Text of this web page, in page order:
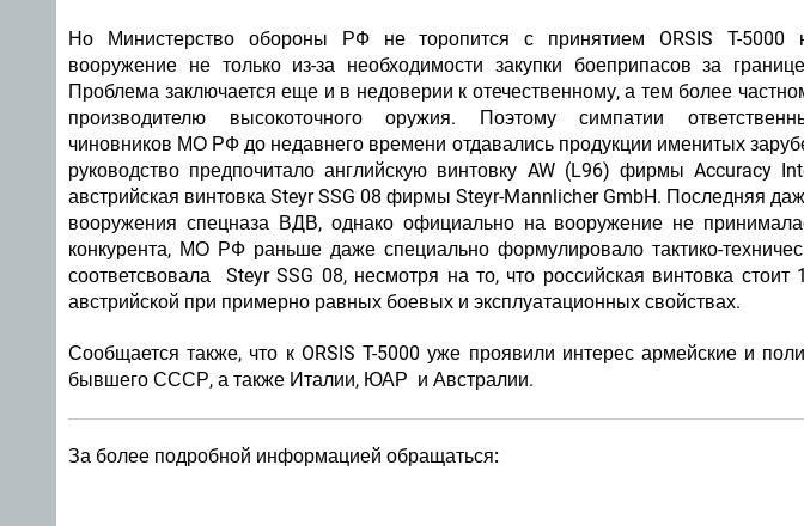
Но Министерство обороны РФ не торопится с принятием ORSIS T-5000
вооружение не только из-за необходимости закупки боеприпасов за
Проблема заключается еще и в недоверии к отечественному, а тем более
производителю высокоточного оружия. Поэтому симпатии
чиновников МО РФ до недавнего времени отдавались продукции именитых
руководство предпочитало английскую винтовку AW (L96) фирмы Accuracy
австрийская винтовка Steyr SSG 08 фирмы Steyr-Mannlicher GmbH. Последняя
вооружения спецназа ВДВ, однако официально на вооружение не
конкурента, МО РФ раньше даже специально формулировало тактико-
соответсвовала Steyr SSG 08, несмотря на то, что российская винтовка
австрийской при примерно равных боевых и эксплуатационных свойствах.
Сообщается также, что к ORSIS T-5000 уже проявили интерес армейские и
бывшего СССР, а также Италии, ЮАР и Австралии.
За более подробной информацией обращаться: